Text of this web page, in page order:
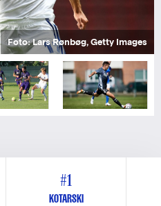
Foto: Lars Rønbøg, Getty Images
Foto: FCK.DK
(Foto: Lars Rønbøg, Getty
Jan Christensen, Getty Images
#1
KOTARSKI